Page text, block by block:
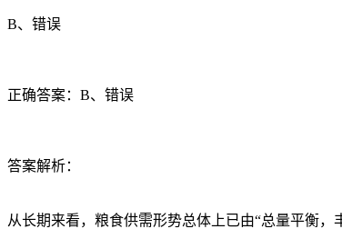
B、错误
正确答案：B、错误
答案解析：
从长期来看，粮食供需形势总体上已由“总量平衡，